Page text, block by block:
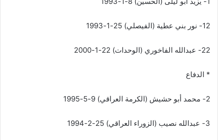
12- نور بني عطية (الفيصلي) 25-1-1993
22- عبدالله الفاخوري (الوحدات) 22-1-2000
* الدفاع
2- محمد أبو حشيش (الكرمة العراقي) 9-5-1995
3- عبدالله نصيب (الزوراء العراقي) 25-2-1994